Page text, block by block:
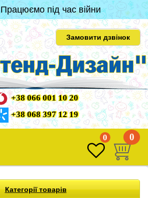
Працюємо під час війни
Замовити дзвінок
+38 066 001 10 20
+38 068 397 12 19
0 0
Категорії товарів